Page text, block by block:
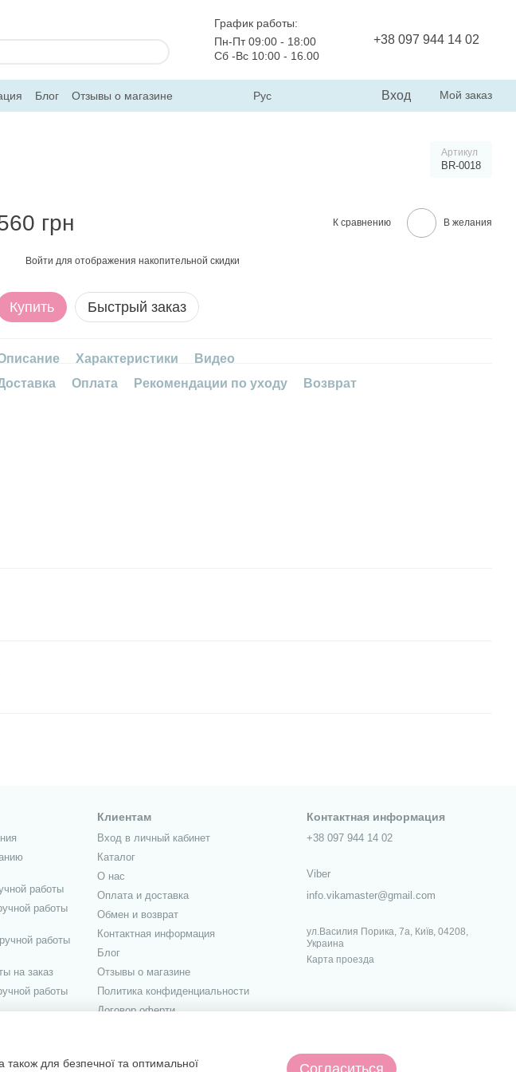
График работы:
Пн-Пт 09:00 - 18:00
Сб -Вс 10:00 - 16.00
+38 097 944 14 02
Блог
Отзывы о магазине
Рус Вход Мой заказ
Артикул
BR-0018
грн К сравнению В желания
Войти для отображения накопительной скидки
Купить Быстрый заказ
Характеристики
Видео
Оплата Рекомендации по уходу Возврат
работы
работы
работы
на заказ
работы
Клиентам
Вход в личный кабинет
Каталог
О нас
Оплата и доставка
Обмен и возврат
Контактная информация
Блог
Отзывы о магазине
Политика конфиденциальности
Договор оферти
Контактная информация
+38 097 944 14 02
Viber
info.vikamaster@gmail.com
ул.Василия Порика, 7а, Київ, 04208,
Украина
Карта проезда
також для безпечної та оптимальної
Согласиться